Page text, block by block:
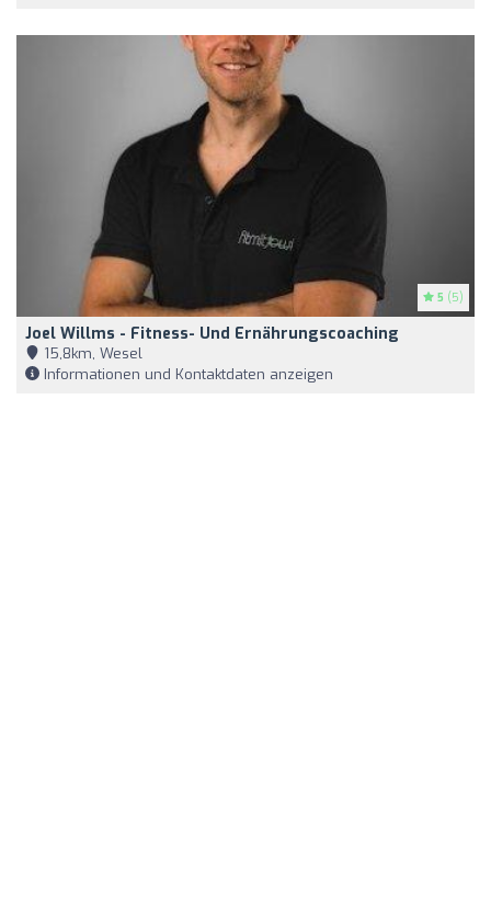
5 (5)
Joel Willms - Fitness- Und Ernährungscoaching
15,8km, Wesel
Informationen und Kontaktdaten anzeigen